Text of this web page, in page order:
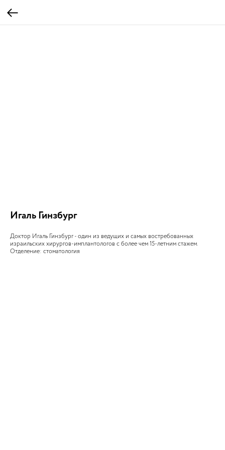
Игаль Гинзбург
Доктор Игаль Гинзбург - один из ведущих и самых востребованных
израильских хирургов-имплантологов с более чем 15-летним стажем.
Отделение: стоматология